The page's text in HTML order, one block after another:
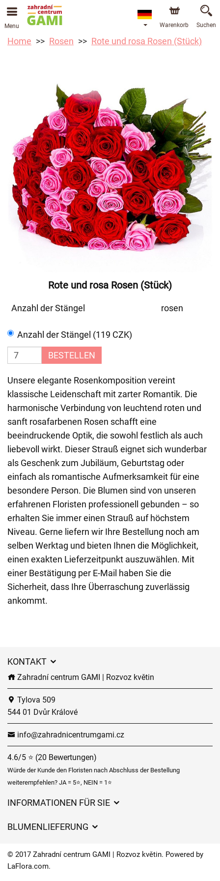
Menu Warenkorb Suchen
Home Rosen Rote und rosa Rosen (Stück)
Rote und rosa Rosen (Stück)
Anzahl der Stängel rosen
Anzahl der Stängel (119 CZK)
BESTELLEN
Unsere elegante Rosenkomposition vereint
klassische Leidenschaft mit zarter Romantik. Die
harmonische Verbindung von leuchtend roten und
sanft rosafarbenen Rosen schafft eine
beeindruckende Optik, die sowohl festlich als auch
liebevoll wirkt. Dieser Strauß eignet sich wunderbar
als Geschenk zum Jubiläum, Geburtstag oder
einfach als romantische Aufmerksamkeit für eine
besondere Person. Die Blumen sind von unseren
erfahrenen Floristen professionell gebunden – so
erhalten Sie immer einen Strauß auf höchstem
Niveau. Gerne liefern wir Ihre Bestellung noch am
selben Werktag und bieten Ihnen die Möglichkeit,
einen exakten Lieferzeitpunkt auszuwählen. Mit
einer Bestätigung per E-Mail haben Sie die
Sicherheit, dass Ihre Überraschung zuverlässig
ankommt.
KONTAKT
Zahradní centrum GAMI | Rozvoz květin
Tylova 509
544 01 Dvůr Králové
info@zahradnicentrumgami.cz
4.6/5 ⭐ (20 Bewertungen)
Würde der Kunde den Floristen nach Abschluss der Bestellung
weiterempfehlen? JA = 5⭐, NEIN = 1⭐
INFORMATIONEN FÜR SIE
Lieferzeiten für Blumen – Übersicht der Möglichkeiten
BLUMENLIEFERUNG
Wohin wir Blumen liefern
© 2017 Zahradní centrum GAMI | Rozvoz květin. Powered by
LaFlora.com.